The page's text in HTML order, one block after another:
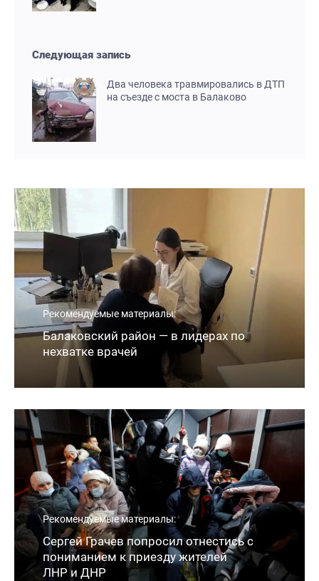
Следующая запись
Два человека травмировались в ДТП
на съезде с моста в Балаково
Рекомендуемые материалы:
Балаковский район — в лидерах по
нехватке врачей
Рекомендуемые материалы:
Сергей Грачев попросил отнестись с
пониманием к приезду жителей
ЛНР и ДНР